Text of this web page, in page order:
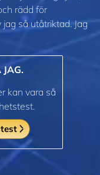
rädd för
så utåtriktad. Jag
kan vara så